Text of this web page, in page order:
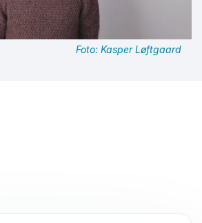
Foto: Kasper Løftgaard